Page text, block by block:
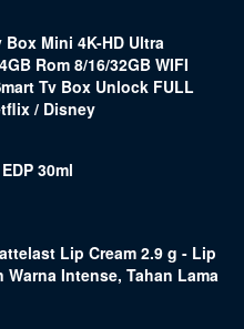
Box Mini 4K-HD Ultra
Rom 8/16/32GB WIFI
Tv Box Unlock FULL
/ Disney
30ml
Lip Cream 2.9 g - Lip
Warna Intense, Tahan Lama